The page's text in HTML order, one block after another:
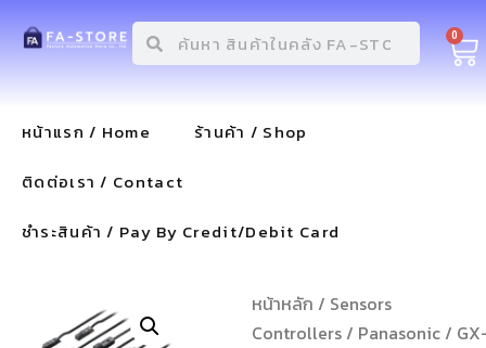
0
หน้าแรก / Home
ร้านค้า / Shop
ติดต่อเรา / Contact
ชำระสินค้า / Pay By Credit/Debit Card
หน้าหลัก / Sensors
Controllers/ Panasonic/